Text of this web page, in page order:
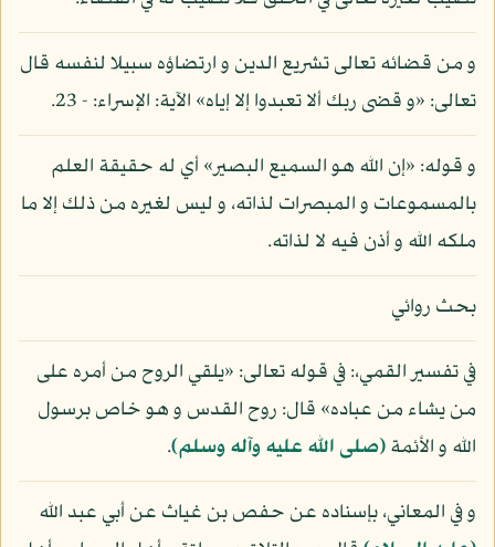
و من قضائه تعالى تشريع الدين و ارتضاؤه سبيلا لنفسه قال
تعالى: «و قضى ربك ألا تعبدوا إلا إياه» الآية: الإسراء: - 23.
و قوله: «إن الله هو السميع البصير» أي له حقيقة العلم
بالمسموعات و المبصرات لذاته، و ليس لغيره من ذلك إلا ما
ملكه الله و أذن فيه لا لذاته.
بحث روائي
في تفسير القمي،: في قوله تعالى: «يلقي الروح من أمره على
من يشاء من عباده» قال: روح القدس و هو خاص برسول
الله و الأئمة(صلى الله عليه وآله وسلم).
و في المعاني، بإسناده عن حفص بن غياث عن أبي عبد الله